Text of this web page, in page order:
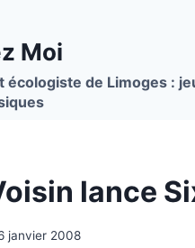
Moi
écologiste de Limoges :
lance
janvier 2008